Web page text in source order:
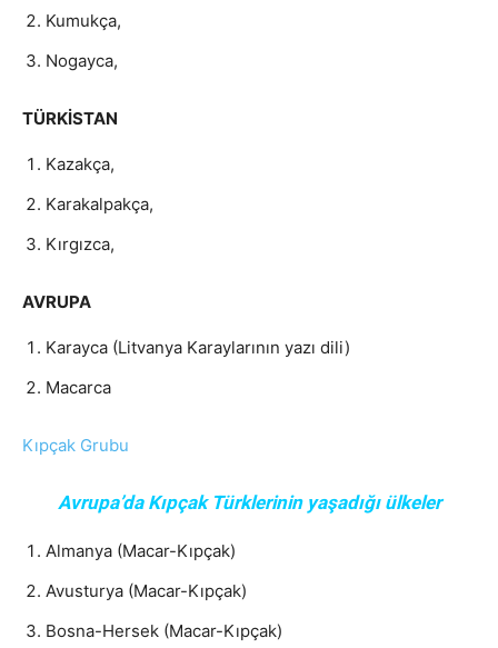
Kumukça,
Nogayca,
TÜRKİSTAN
Kazakça,
Karakalpakça,
Kırgızca,
AVRUPA
Karayca (Litvanya Karaylarının yazı dili)
Macarca
Kıpçak Grubu
Avrupa’da Kıpçak Türklerinin yaşadığı ülkeler
Almanya (Macar-Kıpçak)
Avusturya (Macar-Kıpçak)
Bosna-Hersek (Macar-Kıpçak)